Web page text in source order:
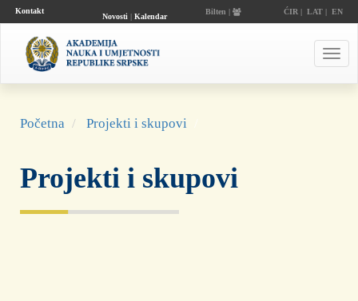
Kontakt
Novosti| Kalendar
Bilten | ĆIR | LAT| EN
Početna Projekti i skupovi
Projekti i skupovi